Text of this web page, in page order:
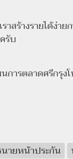
ราสร้างรายได้
รับ
ารตลาดศรีกรุง
ายหน้าประกัน